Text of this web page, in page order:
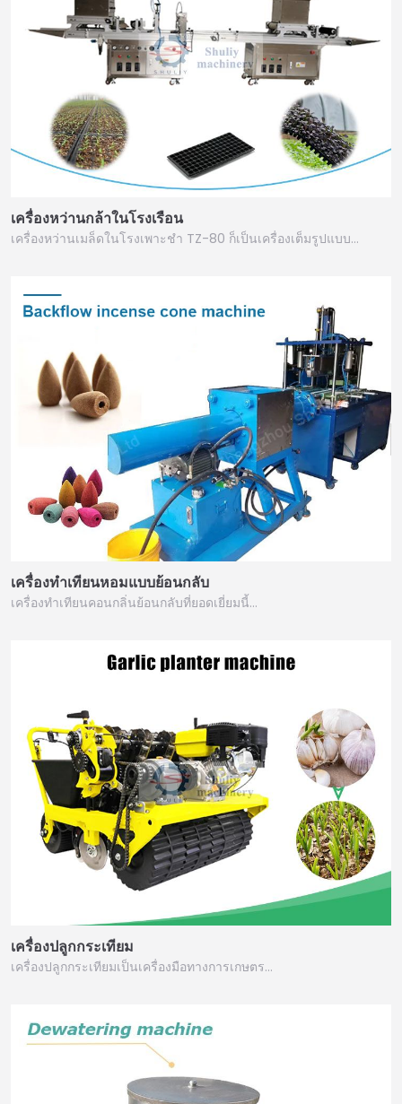
เครื่องหว่านกล้าในโรงเรือน
เครื่องหว่านเมล็ดในโรงเพาะชำ TZ-80 ก็เป็นเครื่องเต็มรูปแบบ…
เครื่องทำเทียนหอมแบบย้อนกลับ
เครื่องทำเทียนคอนกลิ่นย้อนกลับที่ยอดเยี่ยมนี้…
เครื่องปลูกกระเทียม
เครื่องปลูกกระเทียมเป็นเครื่องมือทางการเกษตร…